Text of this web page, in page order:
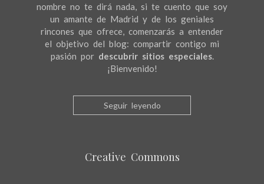
nombre no te dirá nada, si te cuento que soy
un amante de Madrid y de los geniales
rincones que ofrece, comenzarás a entender
el objetivo del blog: compartir contigo mi
pasión por descubrir sitios especiales.
¡Bienvenido!
Seguir leyendo
Creative Commons